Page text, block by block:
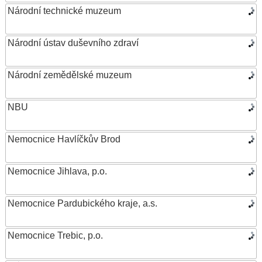
Národní technické muzeum
Národní ústav duševního zdraví
Národní zemědělské muzeum
NBU
Nemocnice Havlíčkův Brod
Nemocnice Jihlava, p.o.
Nemocnice Pardubického kraje, a.s.
Nemocnice Trebic, p.o.